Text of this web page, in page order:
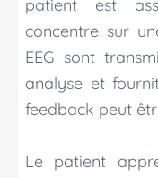
patient est
concentre sur
EEG sont
analyse et
feedback peut
Le patient